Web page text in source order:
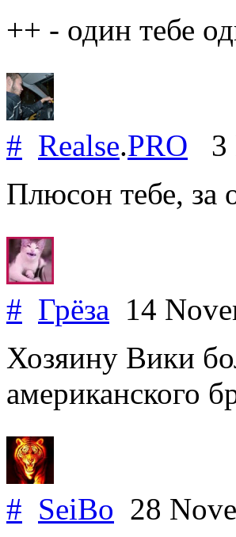
++ - один тебе
# Realse.PRO 3
Плюсон тебе, за
# Грёза 14
Хозяину Вики
американского
# SeiBo 28